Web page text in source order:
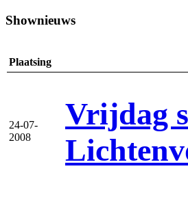
Shownieuws
Plaatsing
24-07-
2008
Vrijdag